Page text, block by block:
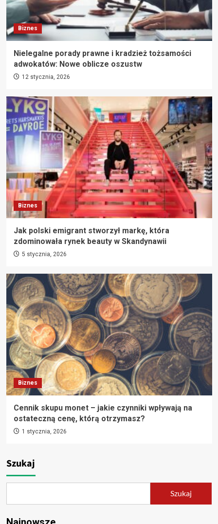
Biznes
Nielegalne porady prawne i kradzież tożsamości
adwokatów: Nowe oblicze oszustw
12 stycznia, 2026
Biznes
Jak polski emigrant stworzył markę, która
zdominowała rynek beauty w Skandynawii
5 stycznia, 2026
Biznes
Cennik skupu monet – jakie czynniki wpływają na
ostateczną cenę, którą otrzymasz?
1 stycznia, 2026
Szukaj
Szukaj